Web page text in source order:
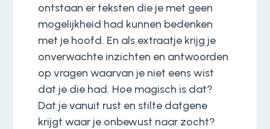
ontstaan er teksten die je met geen
mogelijkheid had kunnen bedenken
met je hoofd. En als extraatje krijg je
onverwachte inzichten en antwoorden
op vragen waarvan je niet eens wist
dat je die had. Hoe magisch is dat?
Dat je vanuit rust en stilte datgene
krijgt waar je onbewust naar zocht?